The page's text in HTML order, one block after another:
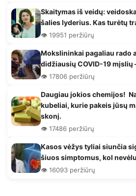
Skaitymas iš veidų:
šalies lyderius. Kas turėtų
👁️ 19951 peržiūrų
Mokslininkai pagaliau rado
didžiausių COVID-19 mįslių
👁️ 17806 peržiūrų
Daugiau jokios chemijos!
kubeliai, kurie pakeis jūsų
skonį.
👁️ 17486 peržiūrų
Kasos vėžys tyliai siunčia
šiuos simptomus, kol nevėlu
👁️ 16093 peržiūrų